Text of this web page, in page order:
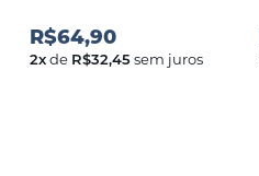
R$64,90
2xde R$32,45sem juros